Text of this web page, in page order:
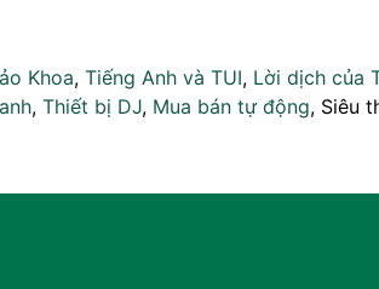
Khoa, Tiếng Anh và TUI, Lời dịch của
, Thiết bị DJ, Mua bán tự động, Siêu